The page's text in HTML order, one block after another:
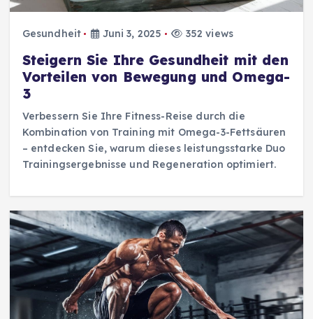
Gesundheit Juni 3, 2025 352 views
Steigern Sie Ihre Gesundheit mit den
Vorteilen von Bewegung und Omega-
3
Verbessern Sie Ihre Fitness-Reise durch die
Kombination von Training mit Omega-3-Fettsäuren
– entdecken Sie, warum dieses leistungsstarke Duo
Trainingsergebnisse und Regeneration optimiert.